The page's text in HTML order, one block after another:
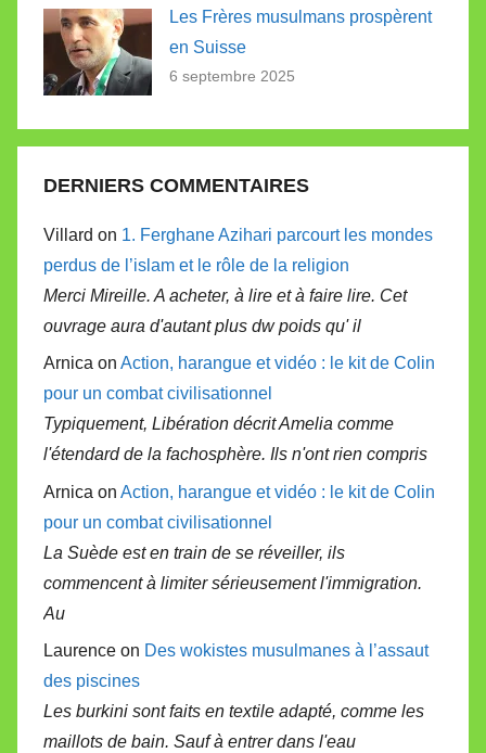
Les Frères musulmans prospèrent
en Suisse
6 septembre 2025
DERNIERS COMMENTAIRES
Villard on 1. Ferghane Azihari parcourt les mondes
perdus de l’islam et le rôle de la religion
Merci Mireille. A acheter, à lire et à faire lire. Cet
ouvrage aura d'autant plus dw poids qu' il
Arnica on Action, harangue et vidéo : le kit de Colin
pour un combat civilisationnel
Typiquement, Libération décrit Amelia comme
l'étendard de la fachosphère. Ils n'ont rien compris
Arnica on Action, harangue et vidéo : le kit de Colin
pour un combat civilisationnel
La Suède est en train de se réveiller, ils
commencent à limiter sérieusement l'immigration.
Au
Laurence on Des wokistes musulmanes à l’assaut
des piscines
Les burkini sont faits en textile adapté, comme les
maillots de bain. Sauf à entrer dans l'eau